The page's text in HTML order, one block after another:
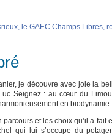
le GAEC Champs Libres,
je découvre avec joie la
Seignez : au cœur du
en biodynamie.
et les choix qu’il a
qui lui s’occupe du